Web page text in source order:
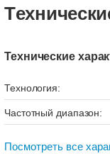
Технические
Технология:
Частотный диапазон:
Посмотреть все